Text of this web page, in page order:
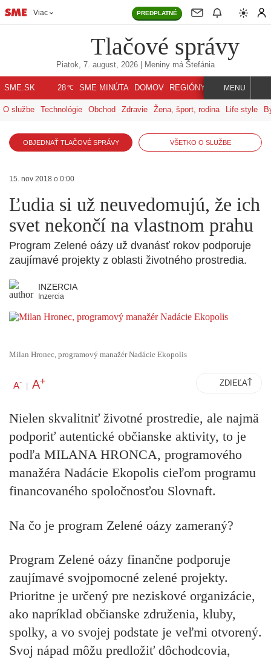
Viac PREDPLATNÉ
Tlačové správy
Piatok, 7. august, 2026 | Meniny má Štefánia
SME.SK 28℃ SME MINÚTA DOMOV REGIÓNY INDEX SVET
MENU
O službe Technológie Obchod Zdravie Žena, šport, rodina Life style
OBJEDNAŤ TLAČOVÉ SPRÁVY VŠETKO O SLUŽBE
15. nov 2018 o 0:00
Ľudia si už neuvedomujú, že ich
svet nekončí na vlastnom prahu
Program Zelené oázy už dvanásť rokov podporuje
zaujímavé projekty z oblasti životného prostredia.
INZERCIA
Inzercia
Milan Hronec, programový manažér Nadácie Ekopolis
A- | A+ ZDIEĽAŤ
Nielen skvalitniť životné prostredie, ale najmä
podporiť autentické občianske aktivity, to je
podľa MILANA HRONCA, programového
manažéra Nadácie Ekopolis cieľom programu
financovaného spoločnosťou Slovnaft.
Na čo je program Zelené oázy zameraný?
Program Zelené oázy finančne podporuje
zaujímavé svojpomocné zelené projekty.
Prioritne je určený pre neziskové organizácie,
ako napríklad občianske združenia, kluby,
spolky, a vo svojej podstate je veľmi otvorený.
Svoj nápad môžu predložiť dôchodcovia,